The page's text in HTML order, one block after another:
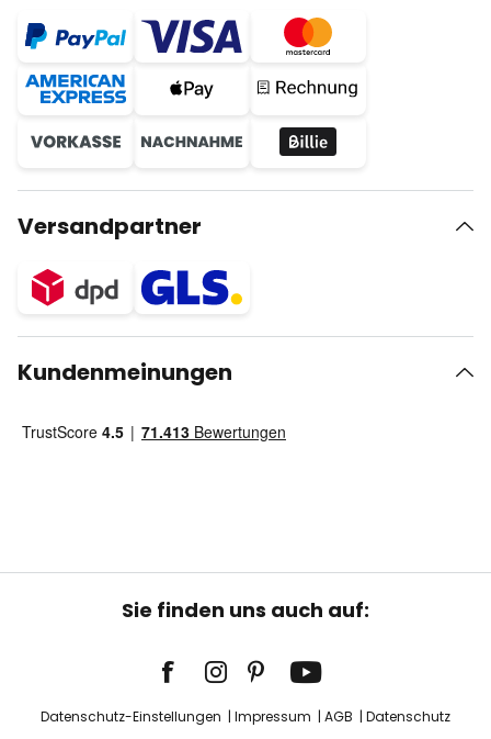
Versandpartner
Kundenmeinungen
Sie finden uns auch auf:
Datenschutz-Einstellungen Impressum AGB Datenschutz